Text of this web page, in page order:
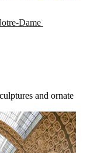
Dame
and ornate